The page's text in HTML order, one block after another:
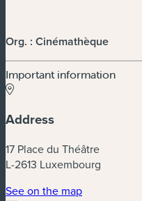
Org. : Cinémathèque
Important information
Address
17 Place du Théâtre
L-2613 Luxembourg
See on the map(new window)